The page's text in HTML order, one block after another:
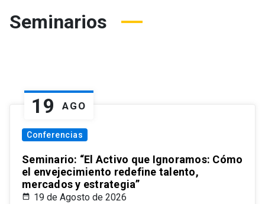
Seminarios
19 AGO
Conferencias
Seminario: “El Activo que Ignoramos: Cómo
el envejecimiento redefine talento,
mercados y estrategia”
19 de Agosto de 2026